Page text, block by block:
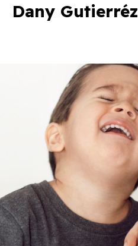
Dany Gutierréz